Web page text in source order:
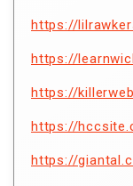
https://
https://
https://
https://
https://